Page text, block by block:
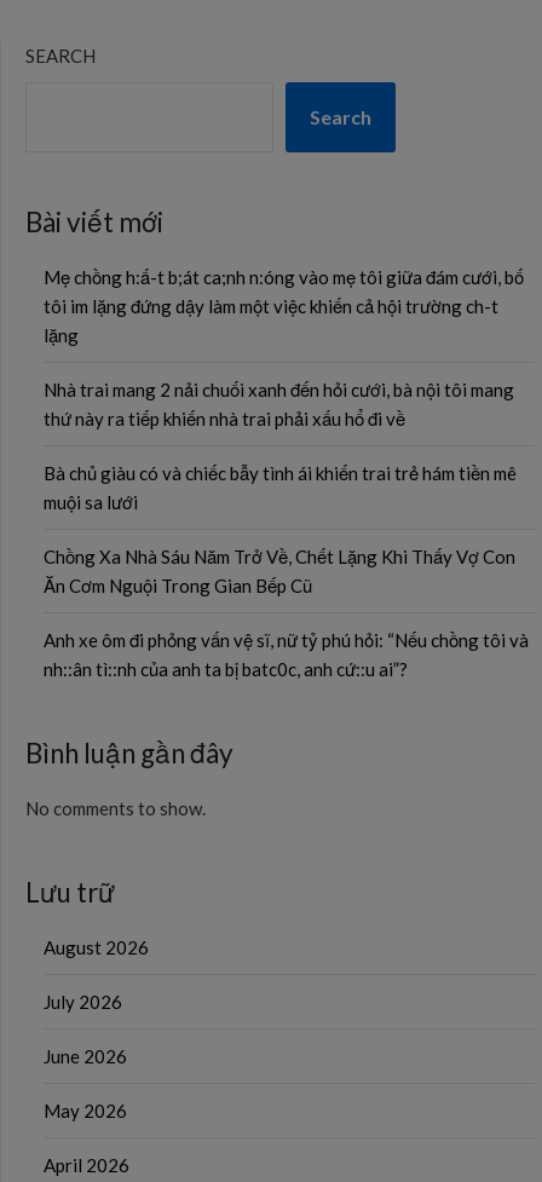
SEARCH
Search
Bài viết mới
Mẹ chồng h:ấ-t b;át ca;nh n:óng vào mẹ tôi giữa đám cưới, bố
tôi im lặng đứng dậy làm một việc khiến cả hội trường ch-t
lặng
Nhà trai mang 2 nải chuối xanh đến hỏi cưới, bà nội tôi mang
thứ này ra tiếp khiến nhà trai phải xấu hổ đi về
Bà chủ giàu có và chiếc bẫy tình ái khiến trai trẻ hám tiền mê
muội sa lưới
Chồng Xa Nhà Sáu Năm Trở Về, Chết Lặng Khi Thấy Vợ Con
Ăn Cơm Nguội Trong Gian Bếp Cũ
Anh xe ôm đi phỏng vấn vệ sĩ, nữ tỷ phú hỏi: “Nếu chồng tôi và
nh::ân tì::nh của anh ta bị batc0c, anh cứ::u ai”?
Bình luận gần đây
No comments to show.
Lưu trữ
August 2026
July 2026
June 2026
May 2026
April 2026